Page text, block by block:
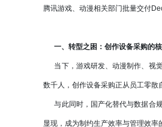
腾讯游戏、动漫相关部门批量交付
一、转型之困：创作设备采购的
当下，游戏研发、动漫制作、视觉
数千人，创作设备采购正从员工零散
与此同时，国产化替代与数据合规
显现，成为制约生产效率与管理效率